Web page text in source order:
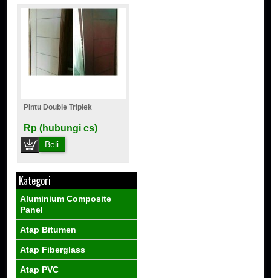
Pintu Double Triplek
Rp (hubungi cs)
Beli
Kategori
Aluminium Composite
Panel
Atap Bitumen
Atap Fiberglass
Atap PVC